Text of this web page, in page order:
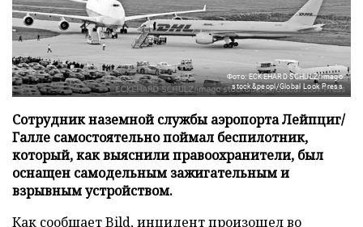
Фото: ECKEHARD SCHULZ/imago
stock&peopl/Global Look Press
Сотрудник наземной службы аэропорта Лейпциг/
Галле самостоятельно поймал беспилотник,
который, как выяснили правоохранители, был
оснащен самодельным зажигательным и
взрывным устройством.
Как сообщаетBild, инцидент произошел во